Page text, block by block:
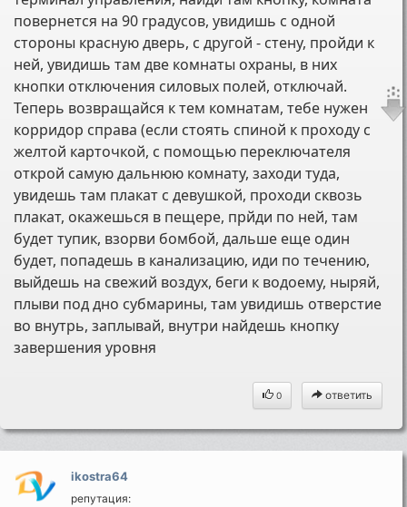
повернется на 90 градусов, увидишь с одной
стороны красную дверь, с другой - стену, пройди к
ней, увидишь там две комнаты охраны, в них
кнопки отключения силовых полей, отключай.
Теперь возвращайся к тем комнатам, тебе нужен
корридор справа (если стоять спиной к проходу с
желтой карточкой, с помощью переключателя
открой самую дальнюю комнату, заходи туда,
увидешь там плакат с девушкой, проходи сквозь
плакат, окажешься в пещере, прйди по ней, там
будет тупик, взорви бомбой, дальше еще один
будет, попадешь в канализацию, иди по течению,
выйдешь на свежий воздух, беги к водоему, ныряй,
плыви под дно субмарины, там увидишь отверстие
во внутрь, заплывай, внутри найдешь кнопку
завершения уровня
0 ответить
ikostra64
репутация: